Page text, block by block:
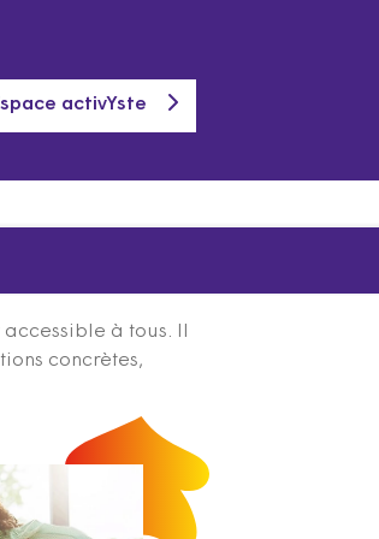
activYste
à tous. Il
concrètes,